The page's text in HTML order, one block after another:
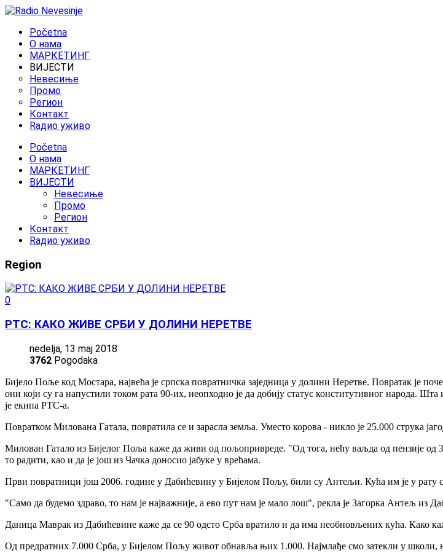
Početna
O нама
МАРКЕТИНГ
ВИЈЕСТИ
Невесиње
Промо
Регион
Контакт
Rадио уживо
Početna
O нама
МАРКЕТИНГ
ВИЈЕСТИ
Невесиње
Промо
Регион
Контакт
Rадио уживо
Region
0
РТС: КАКО ЖИВЕ СРБИ У ДОЛИНИ НЕРЕТВЕ
nedelja, 13 maj 2018
3762 Pogodaka
Бијело Поље код Мостара, највећа је српска повратничка заједница у долини Неретве. Повратак је
они који су га напустили током рата 90-их, неопходно је да добију статус конститутивног народа.
је екипа РТС-а.
Повратком Милована Гатала, повратила се и зарасла земља. Уместо корова - никло је 25.000 струка
Милован Гатало из Бијелог Поља каже да живи од пољопривреде. "Од тога, нећу ваљда од пензије од
то радити, као и да је још из Чачка доносио јабуке у врећама.
Први повратници још 2006. године у Дабићевину у Бијелом Пољу, били су Антељи. Кућа им је у рату
"Само да будемо здраво, то нам је најважније, а ево пут нам је мало лош", рекла је Загорка Антељ из
Даница Маврак из Дабићевине каже да се 90 одсто Срба вратило и да има необновљених кућа. Како
Од предратних 7.000 Срба, у Бијелом Пољу живот обнавља њих 1.000. Најмлађе смо затекли у школи,